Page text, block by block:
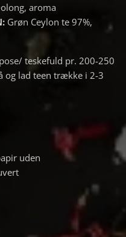
aroma
: Grøn Ceylon te 97%,
teskefuld pr. 200-250
og lad teen trække i 2-3
uden